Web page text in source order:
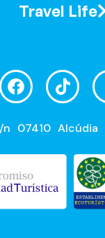
Travel Life
n 07410 Alcúdia